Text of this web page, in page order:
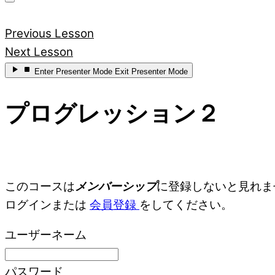
Previous Lesson
Next Lesson
Enter Presenter Mode Exit Presenter Mode
プログレッション２
このコースはメンバーシップに登録しないと見れ
ログインまたは 会員登録 をしてください。
ユーザーネーム
パスワード